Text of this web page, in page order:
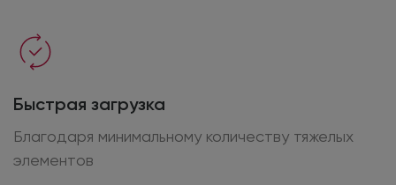
Быстрая загрузка
Благодаря минимальному количеству тяжелых
элементов